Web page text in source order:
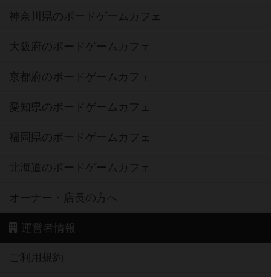
神奈川県のボードゲームカフェ
大阪府のボードゲームカフェ
京都府のボードゲームカフェ
愛知県のボードゲームカフェ
福岡県のボードゲームカフェ
北海道のボードゲームカフェ
オーナー・店長の方へ
運営者情報
ご利用規約